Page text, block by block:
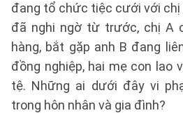
đang tổ chức tiệc cưới với chị
đã nghi ngờ từ trước, chị A
hàng, bắt gặp anh B đang
đồng nghiệp, hai mẹ con lao
tệ. Những ai dưới đây vi
trong hôn nhân và gia đình?